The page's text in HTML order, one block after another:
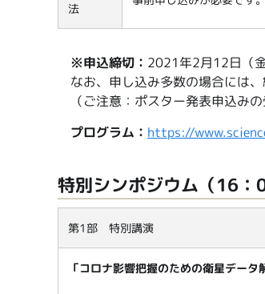
法
※申込締切： 2021年2月12日（金
なお、申し込み多数の場合には
（ご注意：ポスター発表申込み
プログラム： https://
特別シンポジウム（16：
第1部 特別講演
「コロナ影響把握のための衛星データ